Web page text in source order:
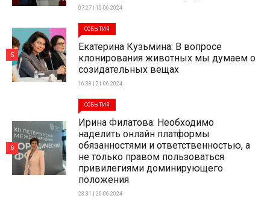
07:27 | 19-06-2024
СОБЫТИЯ
Екатерина Кузьмина: В вопросе
клонирования животных мы думаем о
созидательных вещах
16:38 | 21-06-2024
5
СОБЫТИЯ
Ирина Филатова: Необходимо
наделить онлайн платформы
обязанностями и ответственностью, а
не только правом пользоваться
привилегиями доминирующего
положения
23:31 | 26-06-2024
6